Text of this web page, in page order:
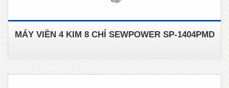
MÁY VIỀN 4 KIM 8 CHỈ SEWPOWER SP-1404PMD